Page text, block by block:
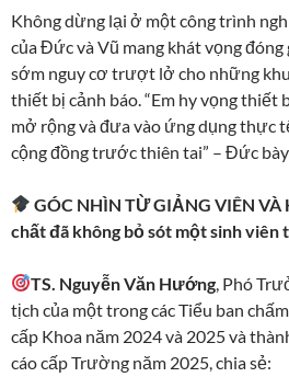
Không dừng lại ở một công trình
của Đức và Vũ mang khát vọng
sớm nguy cơ trượt lở cho những
thiết bị cảnh báo. “Em hy vọng thiết
mở rộng và đưa vào ứng dụng thực
cộng đồng trước thiên tai” – Đức bày
GÓC NHÌN TỪ GIẢNG VIÊN
chất đã không bỏ sót một sinh viên
TS. Nguyễn Văn Hướng , Phó
tịch của một trong các Tiểu ban
cấp Khoa năm 2024 và 2025 và
cáo cấp Trường năm 2025, chia sẻ: